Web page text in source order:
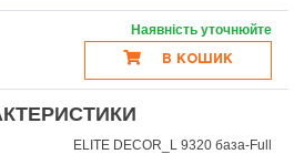
Наявність уточнюйте
В КОШИК
ELITE DECOR_L 9320 база-Full